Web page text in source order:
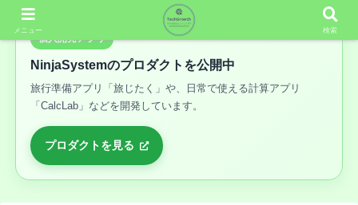
個人開発アプリ
NinjaSystemのプロダクトを公開中
旅行準備アプリ「旅じたく」や、日常で使える計算アプリ
「CalcLab」などを開発しています。
プロダクトを見る
メニュー 検索